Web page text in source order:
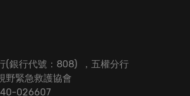
(銀行代號：808) ，五權分行
野緊急救護協會
026607